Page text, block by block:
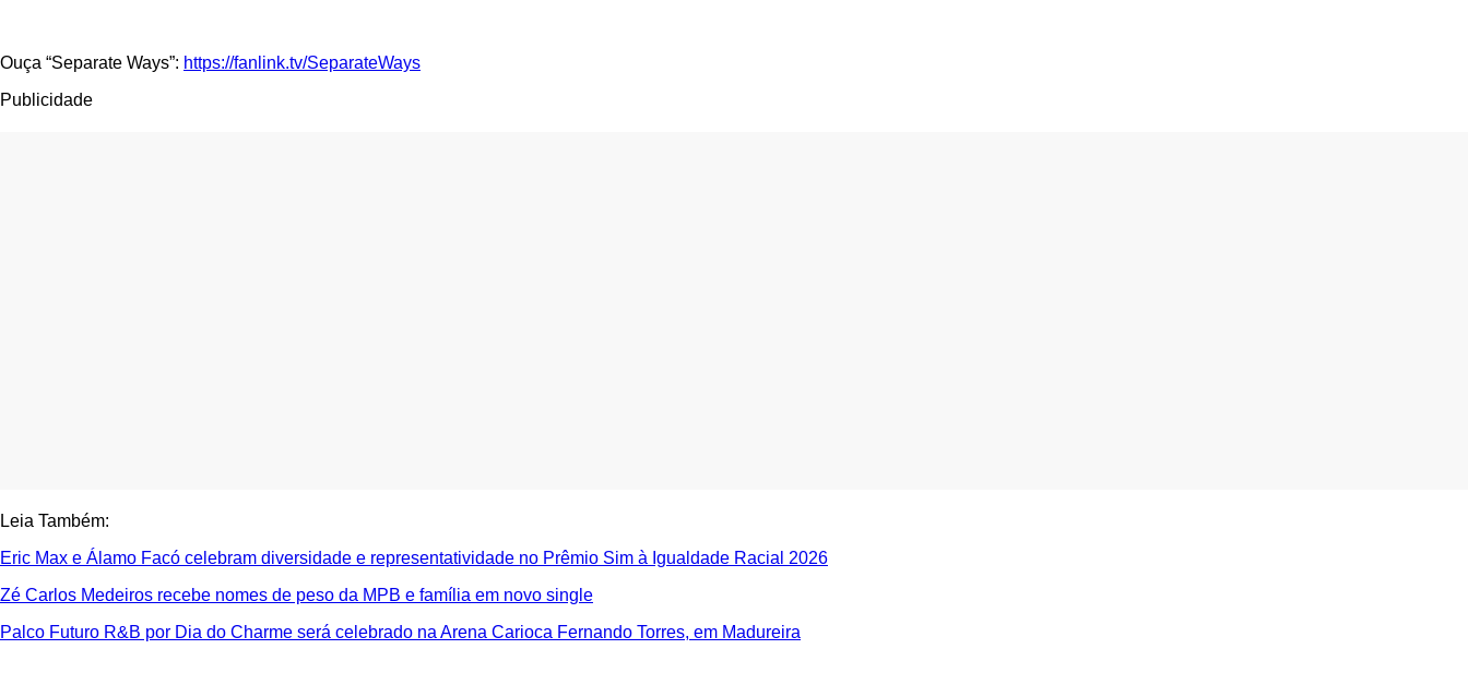
Ouça “Separate Ways”: https://fanlink.tv/SeparateWays
Publicidade
Leia Também:
Eric Max e Álamo Facó celebram diversidade e representatividade no Prêmio Sim à Igualdade Racial 2026
Zé Carlos Medeiros recebe nomes de peso da MPB e família em novo single
Palco Futuro R&B por Dia do Charme será celebrado na Arena Carioca Fernando Torres, em Madureira